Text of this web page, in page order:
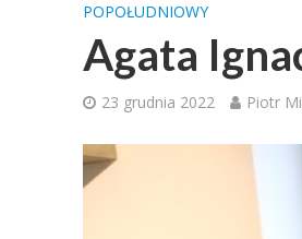
POPOŁUDNIOWY
Agata
23 grudnia 2022 Piotr